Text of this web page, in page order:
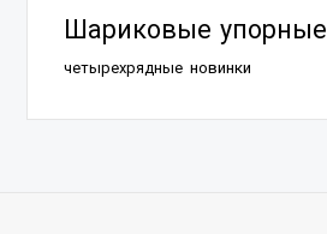
Шариковые упорные
четырехрядные новинки